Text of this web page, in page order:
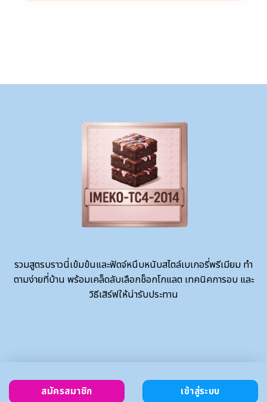
รวมสูตรบราวนี่เข้มข้นและฟัดจ์หนึบหนับสไตล์เบเกอรี่พรีเมียม ทำ
ตามง่ายที่บ้าน พร้อมเคล็ดลับเลือกช็อกโกแลต เทคนิคการอบ และ
วิธีเสิร์ฟให้น่ารับประทาน
สมัครสมาชิก เข้าสู่ระบบ